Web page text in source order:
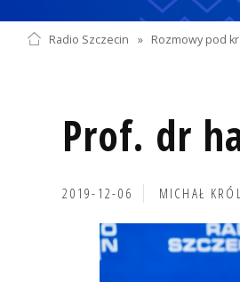
Radio Szczecin » Rozmowy pod
Prof. dr
2019-12-06 MICHAŁ KRÓL